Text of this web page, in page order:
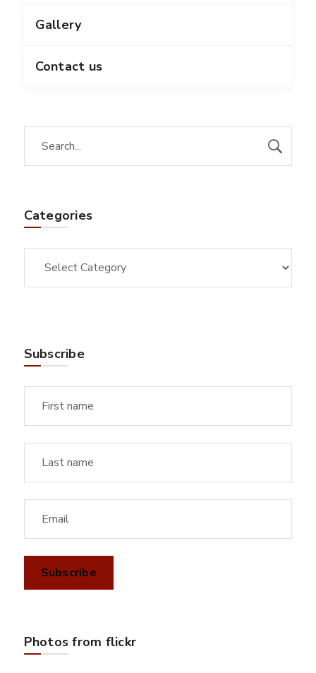
Gallery
Contact us
Categories
Subscribe
Photos from flickr